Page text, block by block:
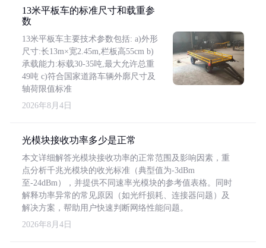
13米平板车的标准尺寸和载重参
数
13米平板车主要技术参数包括: a)外形
尺寸:长13m×宽2.45m,栏板高55cm b)
承载能力:标载30-35吨,最大允许总重
49吨 c)符合国家道路车辆外廓尺寸及
轴荷限值标准
2026年8月4日
光模块接收功率多少是正常
本文详细解答光模块接收功率的正常范围及影响因素，重
点分析千兆光模块的收光标准（典型值为-3dBm
至-24dBm），并提供不同速率光模块的参考值表格。同时
解释功率异常的常见原因（如光纤损耗、连接器问题）及
解决方案，帮助用户快速判断网络性能问题。
2026年8月4日